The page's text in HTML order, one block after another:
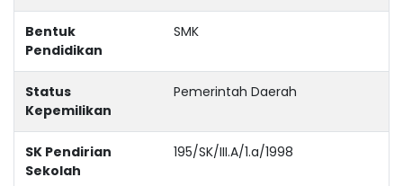
Bentuk
Pendidikan
SMK
Status
Kepemilikan
Pemerintah Daerah
SK Pendirian
Sekolah
195/SK/III.A/1.a/1998